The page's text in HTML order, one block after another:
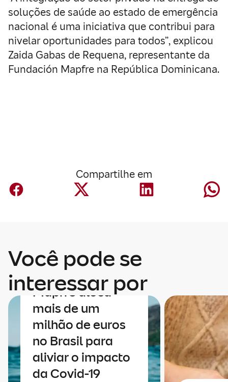
soluções de saúde ao estado de emergência
nacional é uma iniciativa que contribui para
nivelar oportunidades para todos”, explicou
Zaida Gabas de Requena, representante da
Fundación Mapfre na República Dominicana.
Compartilhe em
Você pode se
interessar por
COVID-19
Fundación
Mapfre aloca
mais de um
milhão de euros
no Brasil para
aliviar o impacto
da Covid-19